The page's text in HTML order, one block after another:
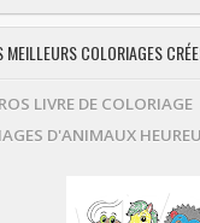
MEILLEURS COLORIAGES
LIVRE DE COLORIAGE
D'ANIMAUX